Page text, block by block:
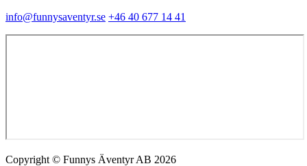
info@funnysaventyr.se +46 40 677 14 41
Copyright © Funnys Äventyr AB 2026